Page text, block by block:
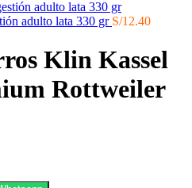
adulto lata 330 gr S/12.40
Klin Kassel
Rottweiler